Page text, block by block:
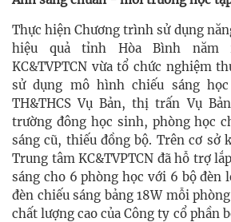
Thực hiện Chương trình sử dụng
hiệu quả tỉnh Hòa Bình năm
KC&TVPTCN vừa tổ chức nghiệm
sử dụng mô hình chiếu sáng
TH&THCS Vụ Bản, thị trấn Vụ
trường đông học sinh, phòng học
sáng cũ, thiếu đồng bộ. Trên cơ sở
Trung tâm KC&TVPTCN đã hỗ trợ
sáng cho 6 phòng học với 6 bộ đèn
đèn chiếu sáng bảng 18W mỗi
chất lượng cao của Công ty cổ phần